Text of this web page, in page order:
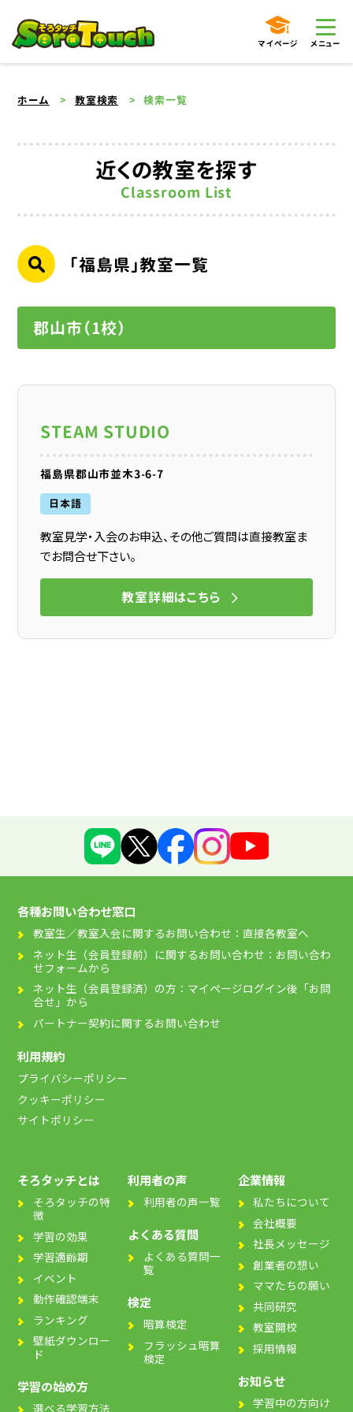
マイページ メニュー
ホーム 教室検索 検索一覧
近くの教室を探す
Classroom List
「福島県」教室一覧
郡山市（1校）
STEAM STUDIO
福島県郡山市並木3-6-7
日本語
教室見学・入会のお申込、その他ご質問は直接教室ま
でお問合せ下さい。
教室詳細はこちら
各種お問い合わせ窓口
教室生／教室入会に関するお問い合わせ：直接各教室へ
ネット生（会員登録前）に関するお問い合わせ：お問い合わ
せフォームから
ネット生（会員登録済）の方：マイページログイン後「お問
合せ」から
パートナー契約に関するお問い合わせ
利用規約
プライバシーポリシー
クッキーポリシー
サイトポリシー
そろタッチとは
そろタッチの特
徴
学習の効果
学習適齢期
イベント
動作確認端末
ランキング
壁紙ダウンロー
ド
学習の始め方
選べる学習方法
利用者の声
利用者の声一覧
よくある質問
よくある質問一
覧
検定
暗算検定
フラッシュ暗算
検定
企業情報
私たちについて
会社概要
社長メッセージ
創業者の想い
ママたちの願い
共同研究
教室開校
採用情報
お知らせ
学習中の方向け